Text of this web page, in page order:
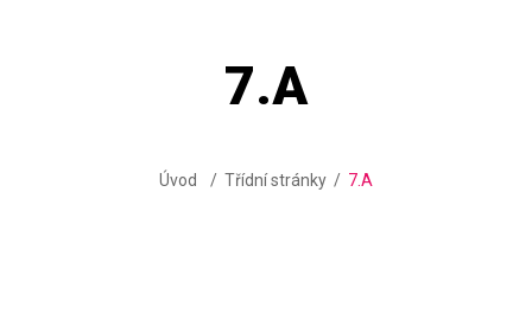
7.A
Úvod Třídní stránky 7.A